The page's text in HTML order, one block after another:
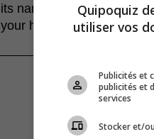
its name to the legend
your hand in the water,
Quipoquiz
utiliser vos
Publicités et
publicités et
services
Stocker et/